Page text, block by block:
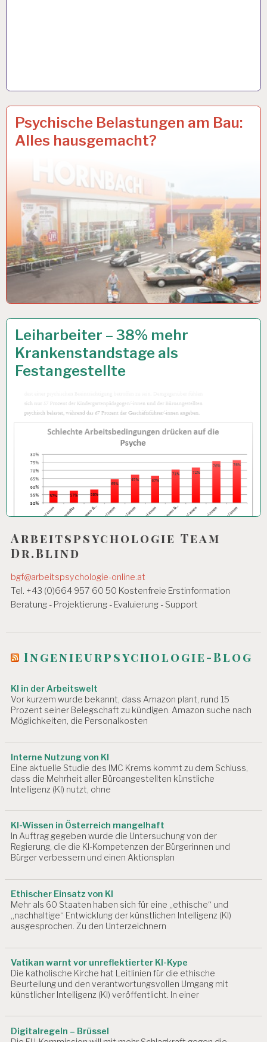
12-
STUNDEN-
ARBEITSTAG…
Psychische Belastungen am Bau:
Alles hausgemacht?
15 OKT. 2018
ARBEIT
UND
GESUNDHEIT…
Leiharbeiter – 38% mehr
Krankenstandstage als
Festangestellte
16 AUG. 2017
Arbeitspsychologie Team
Dr.Blind
bgf@arbeitspsychologie-online.at
Tel. +43 (0)664 957 60 50 Kostenfreie Erstinformation
Beratung - Projektierung - Evaluierung - Support
Ingenieurpsychologie-Blog
KI in der Arbeitswelt
Vor kurzem wurde bekannt, dass Amazon plant, rund 15
Prozent seiner Belegschaft zu kündigen. Amazon suche nach
Möglichkeiten, die Personalkosten
Interne Nutzung von KI
Eine aktuelle Studie des IMC Krems kommt zu dem Schluss,
dass die Mehrheit aller Büroangestellten künstliche
Intelligenz (KI) nutzt, ohne
KI-Wissen in Österreich mangelhaft
In Auftrag gegeben wurde die Untersuchung von der
Regierung, die die KI-Kompetenzen der Bürgerinnen und
Bürger verbessern und einen Aktionsplan
Ethischer Einsatz von KI
Mehr als 60 Staaten haben sich für eine „ethische“ und
„nachhaltige“ Entwicklung der künstlichen Intelligenz (KI)
ausgesprochen. Zu den Unterzeichnern
Vatikan warnt vor unreflektierter KI-Kype
Die katholische Kirche hat Leitlinien für die ethische
Beurteilung und den verantwortungsvollen Umgang mit
künstlicher Intelligenz (KI) veröffentlicht. In einer
Digitalregeln – Brüssel